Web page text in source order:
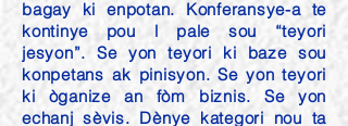
bagay ki enpotan. Konferansye-a te
kontinye pou l pale sou “teyori
jesyon”. Se yon teyori ki baze sou
konpetans ak pinisyon. Se yon teyori
ki òganize an fòm biznis. Se yon
echanj sèvis. Dènye kategori nou ta